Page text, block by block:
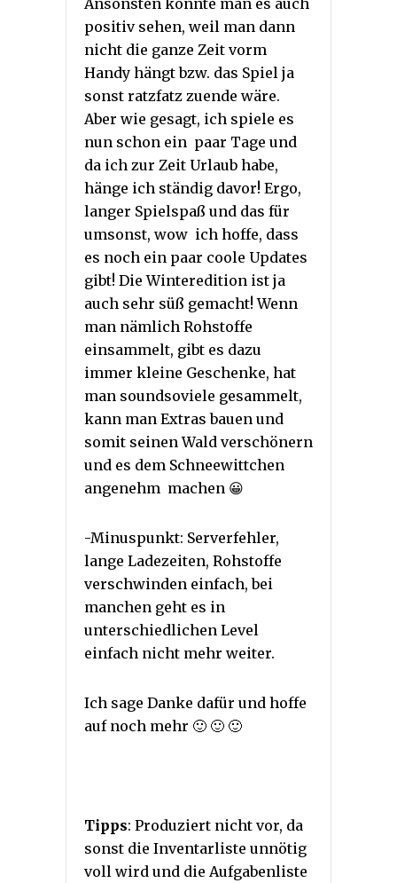
Ansonsten könnte man es auch
positiv sehen, weil man dann
nicht die ganze Zeit vorm
Handy hängt bzw. das Spiel ja
sonst ratzfatz zuende wäre.
Aber wie gesagt, ich spiele es
nun schon ein paar Tage und
da ich zur Zeit Urlaub habe,
hänge ich ständig davor! Ergo,
langer Spielspaß und das für
umsonst, wow ich hoffe, dass
es noch ein paar coole Updates
gibt! Die Winteredition ist ja
auch sehr süß gemacht! Wenn
man nämlich Rohstoffe
einsammelt, gibt es dazu
immer kleine Geschenke, hat
man soundsoviele gesammelt,
kann man Extras bauen und
somit seinen Wald verschönern
und es dem Schneewittchen
angenehm machen 😀
-Minuspunkt: Serverfehler,
lange Ladezeiten, Rohstoffe
verschwinden einfach, bei
manchen geht es in
unterschiedlichen Level
einfach nicht mehr weiter.
Ich sage Danke dafür und hoffe
auf noch mehr 🙂 🙂 🙂
Tipps: Produziert nicht vor, da
sonst die Inventarliste unnötig
voll wird und die Aufgabenliste